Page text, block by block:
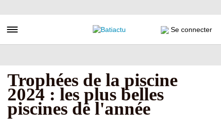
au
principal
Toggle navigation Se connecter
Trophées de la piscine
2024 : les plus belles
piscines de l'année